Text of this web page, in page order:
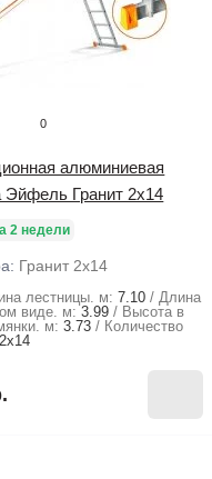
0
алюминиевая
Эйфель Гранит 2х14
2 недели
Гранит 2х14
лестницы. м: 7.10
Длина
виде. м: 3.99
Высота в
м: 3.73
Количество
2х14